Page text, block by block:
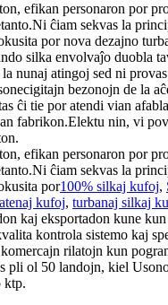
efikan personaron por
ĉiam sekvas la
por nova dezajno
silka envolvaĵo duobla
la nunaj atingoj sed ni
bezonojn de la
ĉi tie por atendi vian
fabrikon.Elektu nin, vi
efikan personaron por
ĉiam sekvas la
por100% silkaj kufoj,
kufoj, turbanaj silkaj
kaj eksportadon kune
kontrola sistemo kaj
rilatojn kun
pli ol 50 landojn, kiel
ktp.